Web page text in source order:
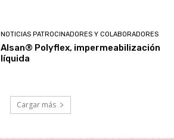
NOTICIAS PATROCINADORES Y COLABORADORES
Alsan® Polyflex, impermeabilización
líquida
Cargar más